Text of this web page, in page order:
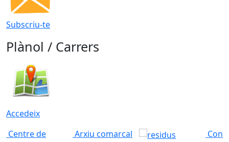
Subscriu-te
Plànol / Carrers
Accedeix
Centre de
Arxiu comarcal